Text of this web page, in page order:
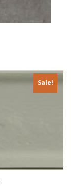
Sale!